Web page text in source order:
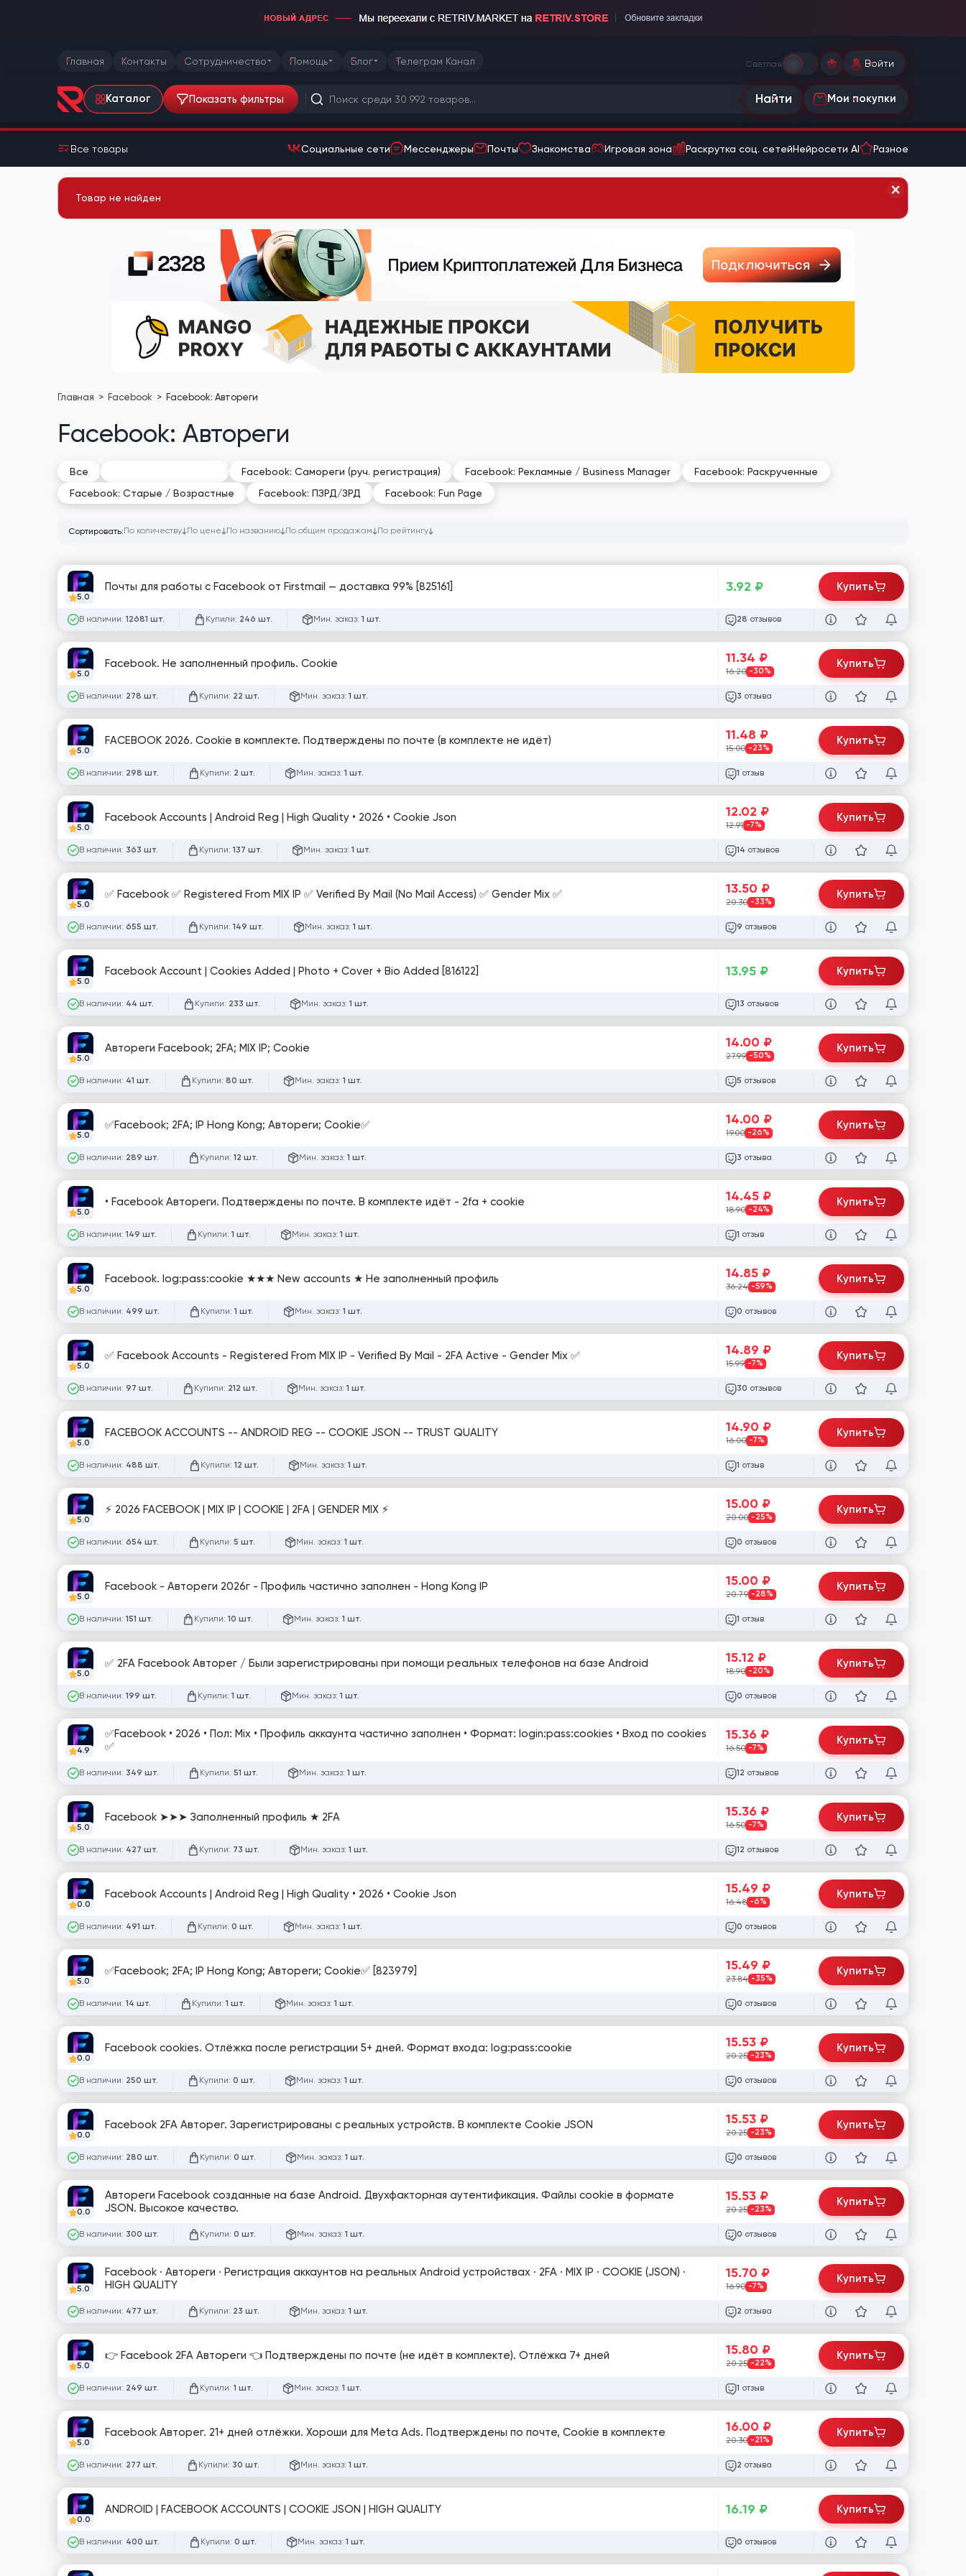
Главная Контакты Сотрудничество Помощь Блог Телеграм Канал Светлая Войти
Каталог Показать фильтры Найти Мои покупки
Все товары Социальные сети Мессенджеры Почты Знакомства Игровая зона Раскрутка соц. сетейНейросети AI Разное
Товар не найден
Главная Facebook Facebook: Автореги
Facebook: Автореги
Все Facebook: Самореги (руч. регистрация) Facebook: Рекламные / Business Manager
Facebook: Раскрученные
Facebook: Старые / Возрастные
Facebook: ПЗРД/ЗРД Facebook: Fun Page
Сортировать:По количеству По цене По названию По общим продажам По рейтингу
5.0
Почты для работы с Facebook от Firstmail — доставка 99% [825161]
В наличии: 12681 шт. Купили: 246 шт. Мин. заказ: 1 шт.
3.92 ₽
28 отзывов
Купить
5.0
Facebook. Не заполненный профиль. Cookie
В наличии: 278 шт. Купили: 22 шт. Мин. заказ: 1 шт.
11.34 ₽
16.20 -30%
3 отзыва
Купить
5.0
FACEBOOK 2026. Cookie в комплекте. Подтверждены по почте (в комплекте не идёт)
В наличии: 298 шт. Купили: 2 шт. Мин. заказ: 1 шт.
11.48 ₽
15.00 -23%
1 отзыв
Купить
5.0
Facebook Accounts | Android Reg | High Quality • 2026 • Cookie Json
В наличии: 363 шт. Купили: 137 шт. Мин. заказ: 1 шт.
12.02 ₽
12.91 -7%
14 отзывов
Купить
5.0
✅ Facebook ✅ Registered From MIX IP ✅ Verified By Mail (No Mail Access) ✅ Gender Mix ✅
В наличии: 655 шт. Купили: 149 шт. Мин. заказ: 1 шт.
13.50 ₽
20.30 -33%
9 отзывов
Купить
5.0
Facebook Account | Cookies Added | Photo + Cover + Bio Added [816122]
В наличии: 44 шт. Купили: 233 шт. Мин. заказ: 1 шт.
13.95 ₽
13 отзывов
Купить
5.0
Автореги Facebook; 2FA; MIX IP; Cookie
В наличии: 41 шт. Купили: 80 шт. Мин. заказ: 1 шт.
14.00 ₽
27.99 -50%
5 отзывов
Купить
5.0
✅Facebook; 2FA; IP Hong Kong; Автореги; Cookie✅
В наличии: 289 шт. Купили: 12 шт. Мин. заказ: 1 шт.
14.00 ₽
19.00 -26%
3 отзыва
Купить
5.0
• Facebook Автореги. Подтверждены по почте. В комплекте идёт - 2fa + cookie
В наличии: 149 шт. Купили: 1 шт. Мин. заказ: 1 шт.
14.45 ₽
18.90 -24%
1 отзыв
Купить
5.0
Facebook. log:pass:cookie ★★★ New accounts ★ Не заполненный профиль
В наличии: 499 шт. Купили: 1 шт. Мин. заказ: 1 шт.
14.85 ₽
36.24 -59%
0 отзывов
Купить
5.0
✅ Facebook Accounts - Registered From MIX IP - Verified By Mail - 2FA Active - Gender Mix ✅
В наличии: 97 шт. Купили: 212 шт. Мин. заказ: 1 шт.
14.89 ₽
15.99 -7%
30 отзывов
Купить
5.0
FACEBOOK ACCOUNTS -- ANDROID REG -- COOKIE JSON -- TRUST QUALITY
В наличии: 488 шт. Купили: 12 шт. Мин. заказ: 1 шт.
14.90 ₽
16.00 -7%
1 отзыв
Купить
5.0
⚡ 2026 FACEBOOK | MIX IP | COOKIE | 2FA | GENDER MIX ⚡
В наличии: 654 шт. Купили: 5 шт. Мин. заказ: 1 шт.
15.00 ₽
20.00 -25%
0 отзывов
Купить
5.0
Facebook - Автореги 2026г - Профиль частично заполнен - Hong Kong IP
В наличии: 151 шт. Купили: 10 шт. Мин. заказ: 1 шт.
15.00 ₽
20.79 -28%
1 отзыв
Купить
5.0
✅ 2FA Facebook Авторег / Были зарегистрированы при помощи реальных телефонов на базе Android
В наличии: 199 шт. Купили: 1 шт. Мин. заказ: 1 шт.
15.12 ₽
18.90 -20%
0 отзывов
Купить
4.9
✅Facebook • 2026 • Пол: Mix • Профиль аккаунта частично заполнен • Формат: login:pass:cookies • Вход по cookies
✅
В наличии: 349 шт. Купили: 51 шт. Мин. заказ: 1 шт.
15.36 ₽
16.50 -7%
12 отзывов
Купить
5.0
Facebook ➤➤➤ Заполненный профиль ★ 2FA
В наличии: 427 шт. Купили: 73 шт. Мин. заказ: 1 шт.
15.36 ₽
16.50 -7%
12 отзывов
Купить
0.0
Facebook Accounts | Android Reg | High Quality • 2026 • Cookie Json
В наличии: 491 шт. Купили: 0 шт. Мин. заказ: 1 шт.
15.49 ₽
16.48 -6%
0 отзывов
Купить
5.0
✅Facebook; 2FA; IP Hong Kong; Автореги; Cookie✅ [823979]
В наличии: 14 шт. Купили: 1 шт. Мин. заказ: 1 шт.
15.49 ₽
23.84 -35%
0 отзывов
Купить
0.0
Facebook cookies. Отлёжка после регистрации 5+ дней. Формат входа: log:pass:cookie
В наличии: 250 шт. Купили: 0 шт. Мин. заказ: 1 шт.
15.53 ₽
20.25 -23%
0 отзывов
Купить
0.0
Facebook 2FA Авторег. Зарегистрированы с реальных устройств. В комплекте Cookie JSON
В наличии: 280 шт. Купили: 0 шт. Мин. заказ: 1 шт.
15.53 ₽
20.25 -23%
0 отзывов
Купить
0.0
Автореги Facebook созданные на базе Android. Двухфакторная аутентификация. Файлы cookie в формате
JSON. Высокое качество.
В наличии: 300 шт. Купили: 0 шт. Мин. заказ: 1 шт.
15.53 ₽
20.25 -23%
0 отзывов
Купить
5.0
Facebook · Автореги · Регистрация аккаунтов на реальных Android устройствах · 2FA · MIX IP · COOKIE (JSON) ·
HIGH QUALITY
В наличии: 477 шт. Купили: 23 шт. Мин. заказ: 1 шт.
15.70 ₽
16.90 -7%
2 отзыва
Купить
5.0
👉 Facebook 2FA Автореги 👈 Подтверждены по почте (не идёт в комплекте). Отлёжка 7+ дней
В наличии: 249 шт. Купили: 1 шт. Мин. заказ: 1 шт.
15.80 ₽
20.25 -22%
1 отзыв
Купить
5.0
Facebook Авторег. 21+ дней отлёжки. Хороши для Meta Ads. Подтверждены по почте, Cookie в комплекте
В наличии: 277 шт. Купили: 30 шт. Мин. заказ: 1 шт.
16.00 ₽
20.30 -21%
2 отзыва
Купить
0.0
ANDROID | FACEBOOK ACCOUNTS | COOKIE JSON | HIGH QUALITY
В наличии: 400 шт. Купили: 0 шт. Мин. заказ: 1 шт.
16.19 ₽
0 отзывов
Купить